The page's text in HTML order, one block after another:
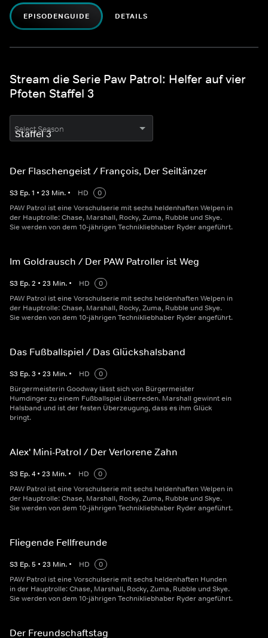
EPISODENGUIDE DETAILS
Stream die Serie Paw Patrol: Helfer auf vier
Pfoten Staffel 3
Select Season
Der Flaschengeist / François, Der Seiltänzer
S3 Ep.1 • 23 Min. • HD
0
PAW Patrol ist eine Vorschulserie mit sechs heldenhaften Welpen in
der Hauptrolle: Chase, Marshall, Rocky, Zuma, Rubble und Skye.
Sie werden von dem 10-jährigen Technikliebhaber Ryder angeführt.
Im Goldrausch / Der PAW Patroller ist Weg
S3 Ep.2 • 23 Min. • HD
0
PAW Patrol ist eine Vorschulserie mit sechs heldenhaften Welpen in
der Hauptrolle: Chase, Marshall, Rocky, Zuma, Rubble und Skye.
Sie werden von dem 10-jährigen Technikliebhaber Ryder angeführt.
Das Fußballspiel / Das Glückshalsband
S3 Ep.3 • 23 Min. • HD
0
Bürgermeisterin Goodway lässt sich von Bürgermeister
Humdinger zu einem Fußballspiel überreden. Marshall gewinnt ein
Halsband und ist der festen Überzeugung, dass es ihm Glück
bringt.
Alex' Mini-Patrol / Der Verlorene Zahn
S3 Ep.4 • 23 Min. • HD
0
PAW Patrol ist eine Vorschulserie mit sechs heldenhaften Welpen in
der Hauptrolle: Chase, Marshall, Rocky, Zuma, Rubble und Skye.
Sie werden von dem 10-jährigen Technikliebhaber Ryder angeführt.
Fliegende Fellfreunde
S3 Ep.5 • 23 Min. • HD
0
PAW Patrol ist eine Vorschulserie mit sechs heldenhaften Hunden
in der Hauptrolle: Chase, Marshall, Rocky, Zuma, Rubble und Skye.
Sie werden von dem 10-jährigen Technikliebhaber Ryder angeführt.
Der Freundschaftstag